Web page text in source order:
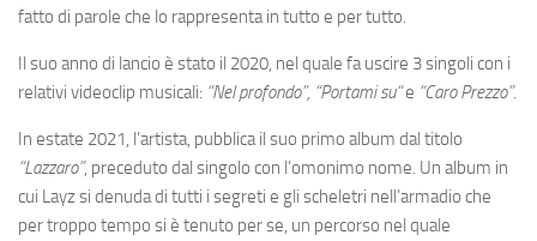
fatto di parole che lo rappresenta in tutto e per tutto.
Il suo anno di lancio è stato il 2020, nel quale fa uscire 3 singoli con i
relativi videoclip musicali: “Nel profondo”, “Portami su“e “Caro Prezzo”.
In estate 2021, l’artista, pubblica il suo primo album dal titolo
“Lazzaro”, preceduto dal singolo con l’omonimo nome. Un album in
cui Layz si denuda di tutti i segreti e gli scheletri nell’armadio che
per troppo tempo si è tenuto per se, un percorso nel quale